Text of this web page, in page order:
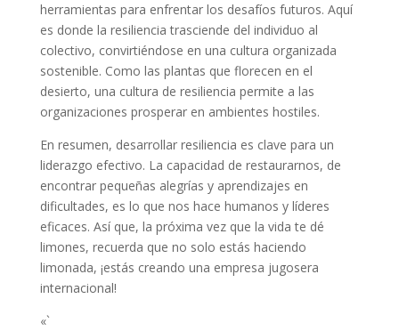
herramientas para enfrentar los desafíos futuros. Aquí
es donde la resiliencia trasciende del individuo al
colectivo, convirtiéndose en una cultura organizada
sostenible. Como las plantas que florecen en el
desierto, una cultura de resiliencia permite a las
organizaciones prosperar en ambientes hostiles.
En resumen, desarrollar resiliencia es clave para un
liderazgo efectivo. La capacidad de restaurarnos, de
encontrar pequeñas alegrías y aprendizajes en
dificultades, es lo que nos hace humanos y líderes
eficaces. Así que, la próxima vez que la vida te dé
limones, recuerda que no solo estás haciendo
limonada, ¡estás creando una empresa jugosera
internacional!
«`